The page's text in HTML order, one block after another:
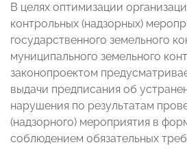
В целях оптимизации
контрольных (надзорных)
государственного земельного
муниципального земельного
законопроектом
выдачи предписания об
нарушения по результатам
(надзорного) мероприятия в
соблюдением обязательных